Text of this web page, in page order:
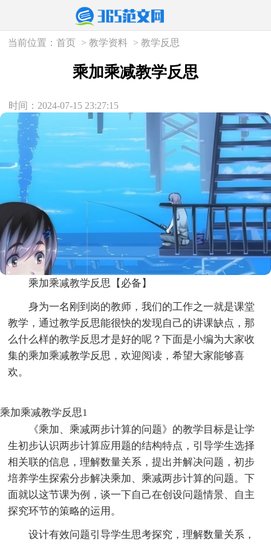
当前位置：首页 >教学资料 >教学反思
乘加乘减教学反思
时间：2024-07-15 23:27:15
乘加乘减教学反思【必备】
身为一名刚到岗的教师，我们的工作之一就是课堂
教学，通过教学反思能很快的发现自己的讲课缺点，那
么什么样的教学反思才是好的呢？下面是小编为大家收
集的乘加乘减教学反思，欢迎阅读，希望大家能够喜
欢。
乘加乘减教学反思1
《乘加、乘减两步计算的问题》的教学目标是让学
生初步认识两步计算应用题的结构特点，引导学生选择
相关联的信息，理解数量关系，提出并解决问题，初步
培养学生探索分步解决乘加、乘减两步计算的问题。下
面就以这节课为例，谈一下自己在创设问题情景、自主
探究环节的策略的运用。
设计有效问题引导学生思考探究，理解数量关系，